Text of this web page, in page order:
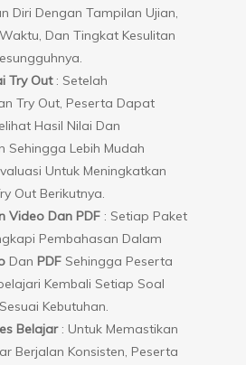
Diri Dengan Tampilan Ujian,
Dan Tingkat Kesulitan
Try Out: Setelah
Try Out, Peserta Dapat
Hasil Nilai Dan
Sehingga Lebih Mudah
Untuk Meningkatkan
Out Berikutnya.
Video Dan PDF : Setiap Paket
Pembahasan Dalam
Dan PDF Sehingga Peserta
Kembali Setiap Soal
Kebutuhan.
Belajar: Untuk Memastikan
Berjalan Konsisten, Peserta